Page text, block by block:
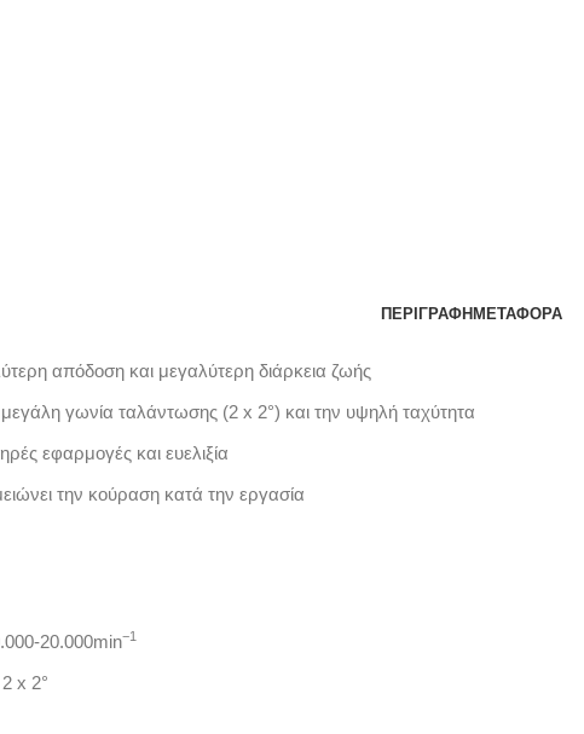
ΠΕΡΙΓΡΑΦΉ ΜΕΤΑΦΟΡΆ
απόδοση και μεγαλύτερη διάρκεια ζωής
γωνία ταλάντωσης (2 x 2°) και την υψηλή ταχύτητα
εφαρμογές και ευελιξία
την κούραση κατά την εργασία
20.000min−1
2 x 2°